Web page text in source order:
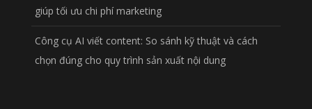
giúp tối ưu chi phí marketing
Công cụ AI viết content: So sánh kỹ thuật và cách
chọn đúng cho quy trình sản xuất nội dung